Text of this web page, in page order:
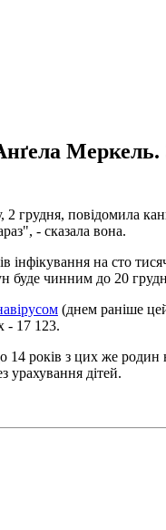
Меркель.
2 грудня, повідомила
- сказала вона.
інфікування на сто
буде чинним до 20
(днем раніше
- 17 123.
14 років з цих же
урахування дітей.